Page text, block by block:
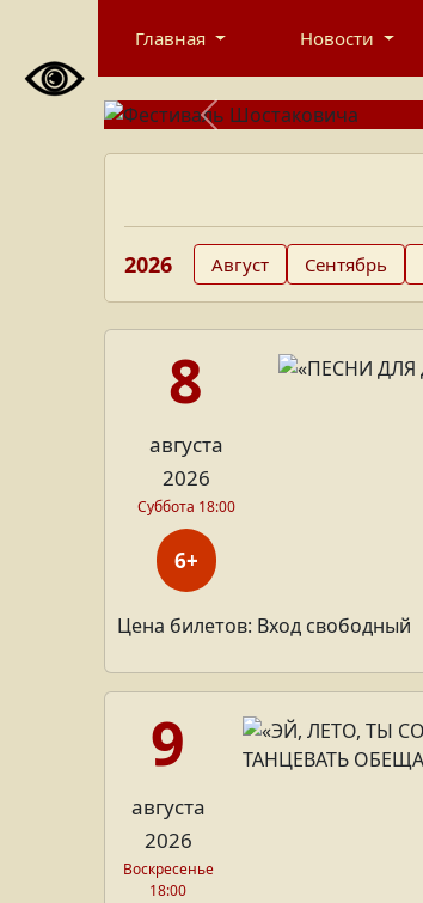
Главная Новости
Previous
2026 Август Сентябрь
8
августа
2026
Суббота 18:00
6+
Цена билетов: Вход свободный
9
августа
2026
Воскресенье
18:00